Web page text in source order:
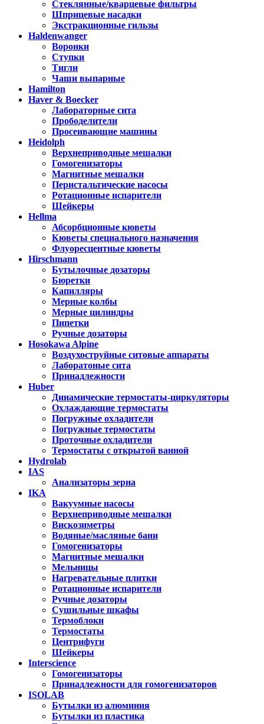
Стеклянные/кварцевые фильтры
Шприцевые насадки
Экстракционные гильзы
Haldenwanger
Воронки
Ступки
Тигли
Чаши выпарные
Hamilton
Haver & Boecker
Лабораторные сита
Прободелители
Просеивающие машины
Heidolph
Верхнеприводные мешалки
Гомогенизаторы
Магнитные мешалки
Перистальтические насосы
Ротационные испарители
Шейкеры
Hellma
Абсорбционные кюветы
Кюветы специального назначения
Флуоресцентные кюветы
Hirschmann
Бутылочные дозаторы
Бюретки
Капилляры
Мерные колбы
Мерные цилиндры
Пипетки
Ручные дозаторы
Hosokawa Alpine
Воздухоструйные ситовые аппараты
Лаборатоные сита
Принадлежности
Huber
Динамические термостаты-циркуляторы
Охлаждающие термостаты
Погружные охладители
Погружные термостаты
Проточные охладители
Термостаты с открытой ванной
Hydrolab
IAS
Анализаторы зерна
IKA
Вакуумные насосы
Верхнеприводные мешалки
Вискозиметры
Водяные/масляные бани
Гомогенизаторы
Магнитные мешалки
Мельницы
Нагревательные плитки
Ротационные испарители
Ручные дозаторы
Сушильные шкафы
Термоблоки
Термостаты
Центрифуги
Шейкеры
Interscience
Гомогенизаторы
Принадлежности для гомогенизаторов
ISOLAB
Бутылки из алюминия
Бутылки из пластика